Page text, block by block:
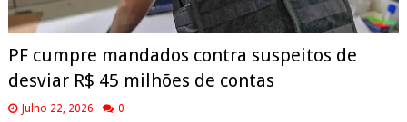
PF cumpre mandados contra suspeitos de
desviar R$ 45 milhões de contas
Julho 22, 2026 0